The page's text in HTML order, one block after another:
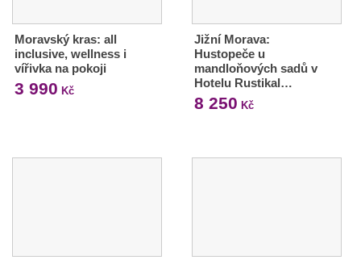
Moravský kras: all
inclusive, wellness i
vířivka na pokoji
3 990 Kč
Jižní Morava:
Hustopeče u
mandloňových sadů v
Hotelu Rustikal…
8 250 Kč